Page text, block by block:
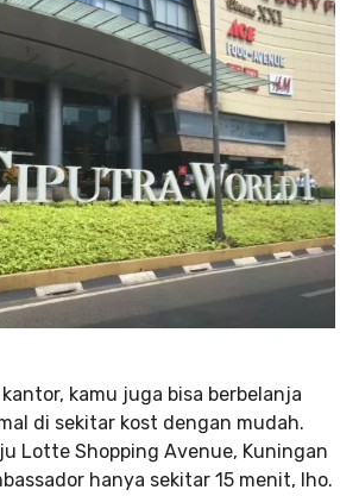
kamu juga bisa berbelanja
di sekitar kost dengan mudah.
Lotte Shopping Avenue, Kuningan
hanya sekitar 15 menit, lho.